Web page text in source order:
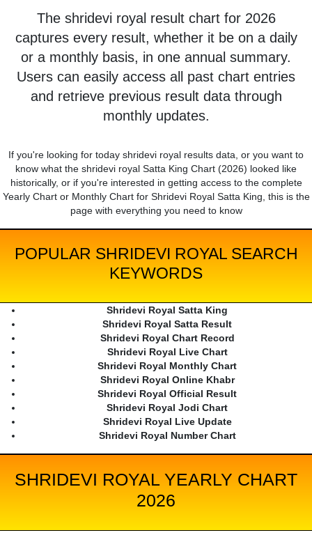
The shridevi royal result chart for 2026
captures every result, whether it be on a daily
or a monthly basis, in one annual summary.
Users can easily access all past chart entries
and retrieve previous result data through
monthly updates.
If you're looking for today shridevi royal results data, or you want to
know what the shridevi royal Satta King Chart (2026) looked like
historically, or if you're interested in getting access to the complete
Yearly Chart or Monthly Chart for Shridevi Royal Satta King, this is the
page with everything you need to know
POPULAR SHRIDEVI ROYAL SEARCH
KEYWORDS
Shridevi Royal Satta King
Shridevi Royal Satta Result
Shridevi Royal Chart Record
Shridevi Royal Live Chart
Shridevi Royal Monthly Chart
Shridevi Royal Online Khabr
Shridevi Royal Official Result
Shridevi Royal Jodi Chart
Shridevi Royal Live Update
Shridevi Royal Number Chart
SHRIDEVI ROYAL YEARLY CHART
2026